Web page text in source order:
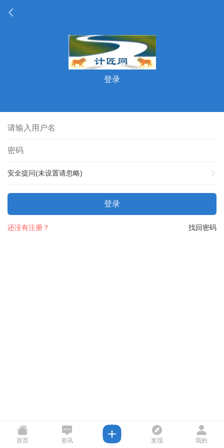
登录
安全提问(未设置请忽略)
登录
找回密码
还没有注册？
首页 资讯 发现 我的